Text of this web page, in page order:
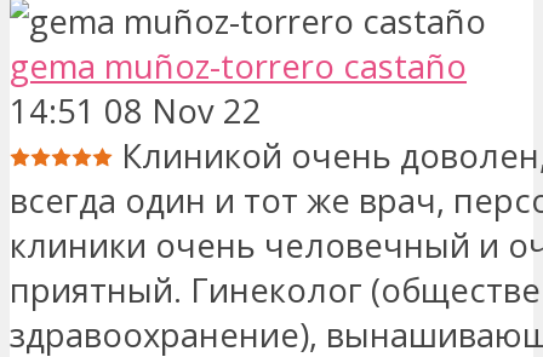
gema muñoz-torrero castaño
14:51 08 Nov 22
Клиникой очень
всегда один и тот же врач,
клиники очень человечный и
приятный. Гинеколог
здравоохранение),